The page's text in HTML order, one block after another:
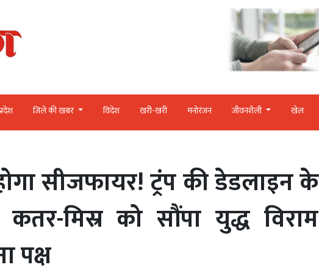
जिले की खबर विदेश खरी-खरी मनोरंजन जीवनशैली खेल
सीजफायर! ट्रंप की डेडलाइन के
मिस्र को सौंपा युद्ध विराम
पक्ष